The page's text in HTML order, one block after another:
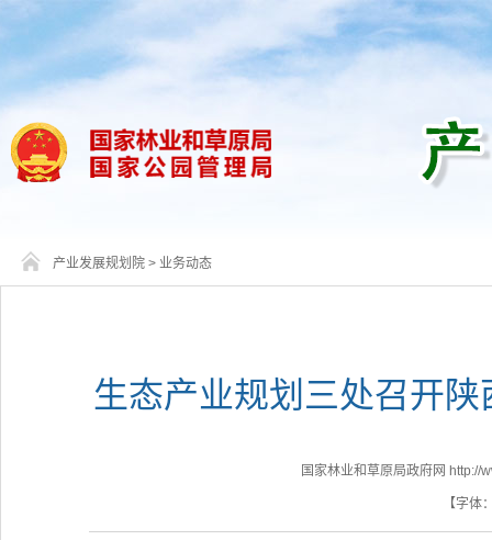
产业发展规划院 > 业务动态
生态产业规划三处召开
国家林业和草原局政府网 http://
【字体